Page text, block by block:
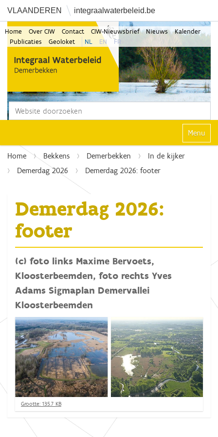
VLAANDEREN integraalwaterbeleid.be
Zoek
Home Over CIW Contact CIW-Nieuwsbrief Nieuws
Kalender
Publicaties
Geoloket NL EN FR
Klap
Home Bekkens Demerbekken
In de kijker
Demerdag 2026
Demerdag 2026: footer
Demerdag 2026:
footer
(c) foto links Maxime Bervoets,
Kloosterbeemden, foto rechts Yves
Adams Sigmaplan Demervallei
Kloosterbeemden
K
l
Grootte: 135.7 KB